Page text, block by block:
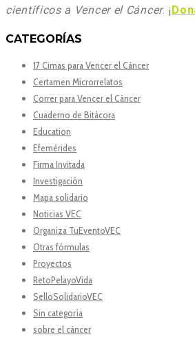
científicos a Vencer el Cáncer. ¡
CATEGORÍAS
17 Cimas para Vencer el Cáncer
Certamen Microrrelatos
Correr para Vencer el Cáncer
Cuaderno de Bitácora
Education
Efemérides
Firma Invitada
Investigación
Mapa solidario
Noticias VEC
Organiza TuEventoVEC
Otras fórmulas
Proyectos
RetoPelayoVida
SelloSolidarioVEC
Sin categoría
sobre el cáncer